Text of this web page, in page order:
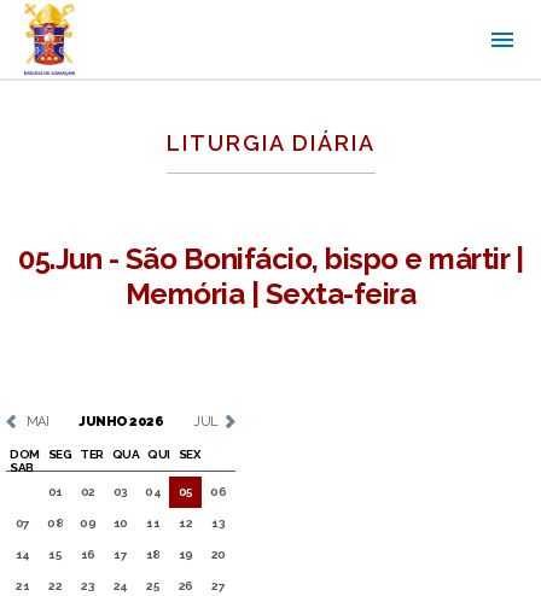
LITURGIA DIÁRIA
05.Jun - São Bonifácio, bispo e mártir |
Memória | Sexta-feira
MAI JUNHO 2026 JUL
DOM SEG TER QUA QUI
SEX
SAB
01
02 03 04 05 06
07 08 09 10 11 12 13
14 15 16 17 18 19 20
21 22 23 24 25 26 27